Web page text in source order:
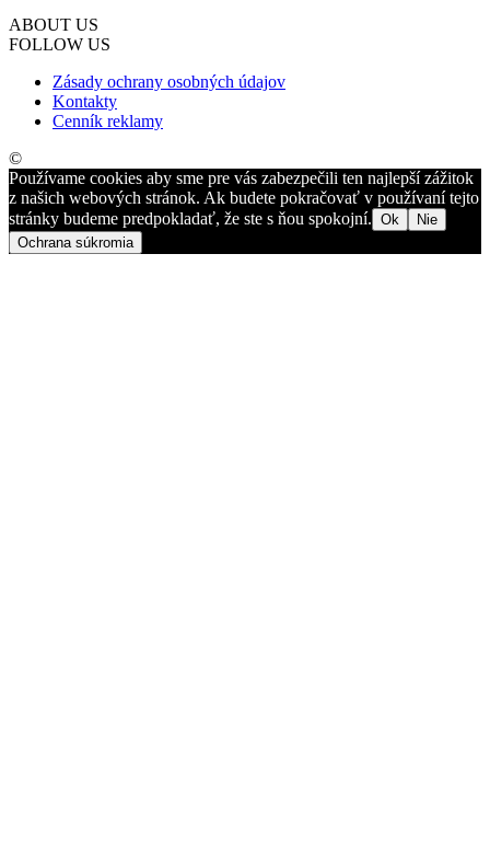
ABOUT US
FOLLOW US
Zásady ochrany osobných údajov
Kontakty
Cenník reklamy
©
Používame cookies aby sme pre vás zabezpečili ten najlepší zážitok
z našich webových stránok. Ak budete pokračovať v používaní tejto
stránky budeme predpokladať, že ste s ňou spokojní. Ok
Nie
Ochrana súkromia